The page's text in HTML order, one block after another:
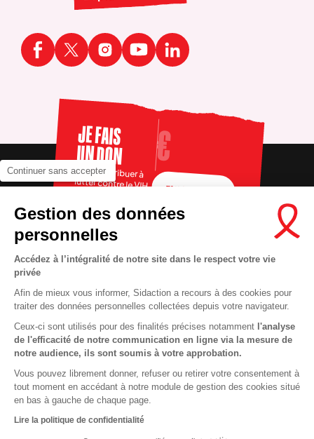
Continuer sans accepter
Gestion des données
personnelles
Accédez à l’intégralité de notre site dans le respect votre vie
privée
Afin de mieux vous informer, Sidaction a recours à des cookies pour
traiter des données personnelles collectées depuis votre navigateur.
Ceux-ci sont utilisés pour des finalités précises notamment l'analyse
de l'efficacité de notre communication en ligne via la mesure de
notre audience, ils sont soumis à votre approbation.
Vous pouvez librement donner, refuser ou retirer votre consentement à
tout moment en accédant à notre module de gestion des cookies situé
en bas à gauche de chaque page.
Lire la politique de confidentialité
Contact
Presse
FAQ
Info santé
Espace donateurs
RECRUTEMENT
MENTIONS LÉGALES
VIE PRIVÉE
PLAN DU SITE
JE FAIS
UN DON
Pour contribuer à
lutter contre le VIH FAIRE UN DON